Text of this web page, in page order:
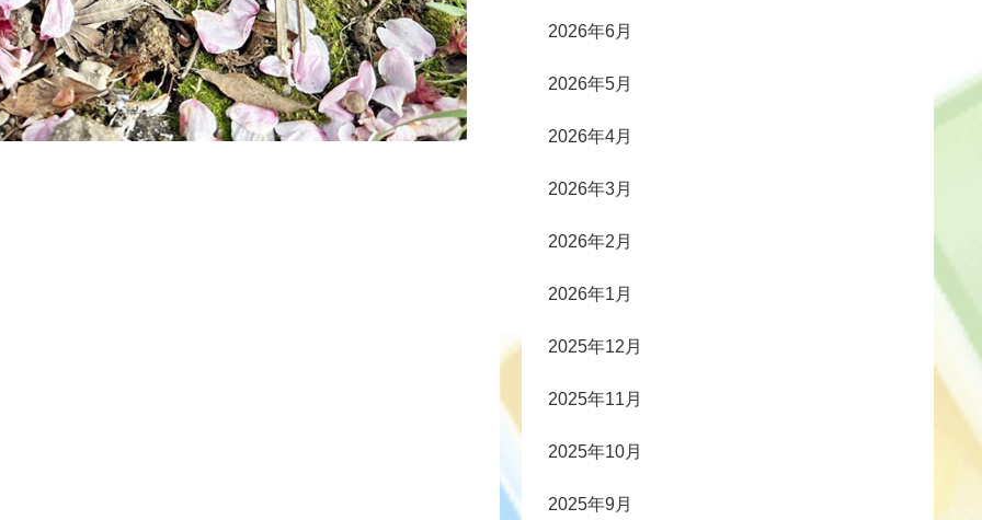
2026年6月
2026年5月
2026年4月
2026年3月
2026年2月
2026年1月
2025年12月
2025年11月
2025年10月
2025年9月